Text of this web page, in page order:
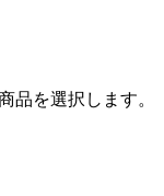
品を選択します。